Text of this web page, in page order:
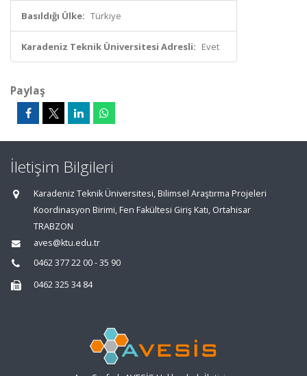
Basıldığı Ülke: Türkiye
Karadeniz Teknik Üniversitesi Adresli: Evet
Paylaş
İletişim Bilgileri
Karadeniz Teknik Üniversitesi, Bilimsel Araştırma Projeleri
Koordinasyon Birimi, Fen Fakültesi Giriş Katı, Ortahisar
TRABZON
aves@ktu.edu.tr
0462 377 22 00 - 35 90
0462 325 34 84